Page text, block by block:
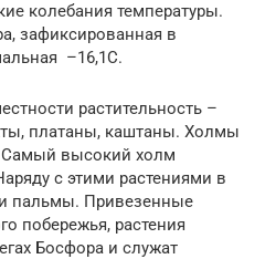
колебания температуры.
зафиксированная в
–16,1С.
растительность –
платаны, каштаны. Холмы
высокий холм
с этими растениями в
пальмы. Привезенные
побережья, растения
Босфора и служат